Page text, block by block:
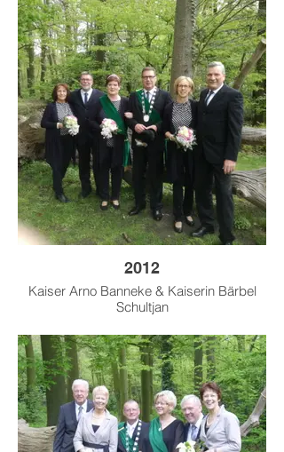
2012
Kaiser Arno Banneke & Kaiserin Bärbel
Schultjan